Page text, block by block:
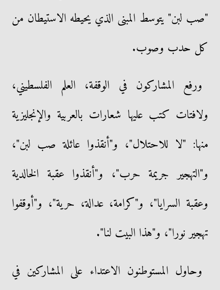
"صب لبن" يتوسط المبنى الذي يحيطه الاستيطان من
كل حدب وصوب.
ورفع المشاركون في الوقفة، العلم الفلسطيني،
ولافتات كتب عليها شعارات بالعربية والإنجليزية
منها: "لا للاحتلال"، و"أنقذوا عائلة صب لبن"،
و"التهجير جريمة حرب"، و"أنقذوا عقبة الخالدية
وعقبة السرايا"، و"كرامة، عدالة، حرية"، و"أوقفوا
تهجير نورا"، و"هذا البيت لنا".
وحاول المستوطنون الاعتداء على المشاركين في